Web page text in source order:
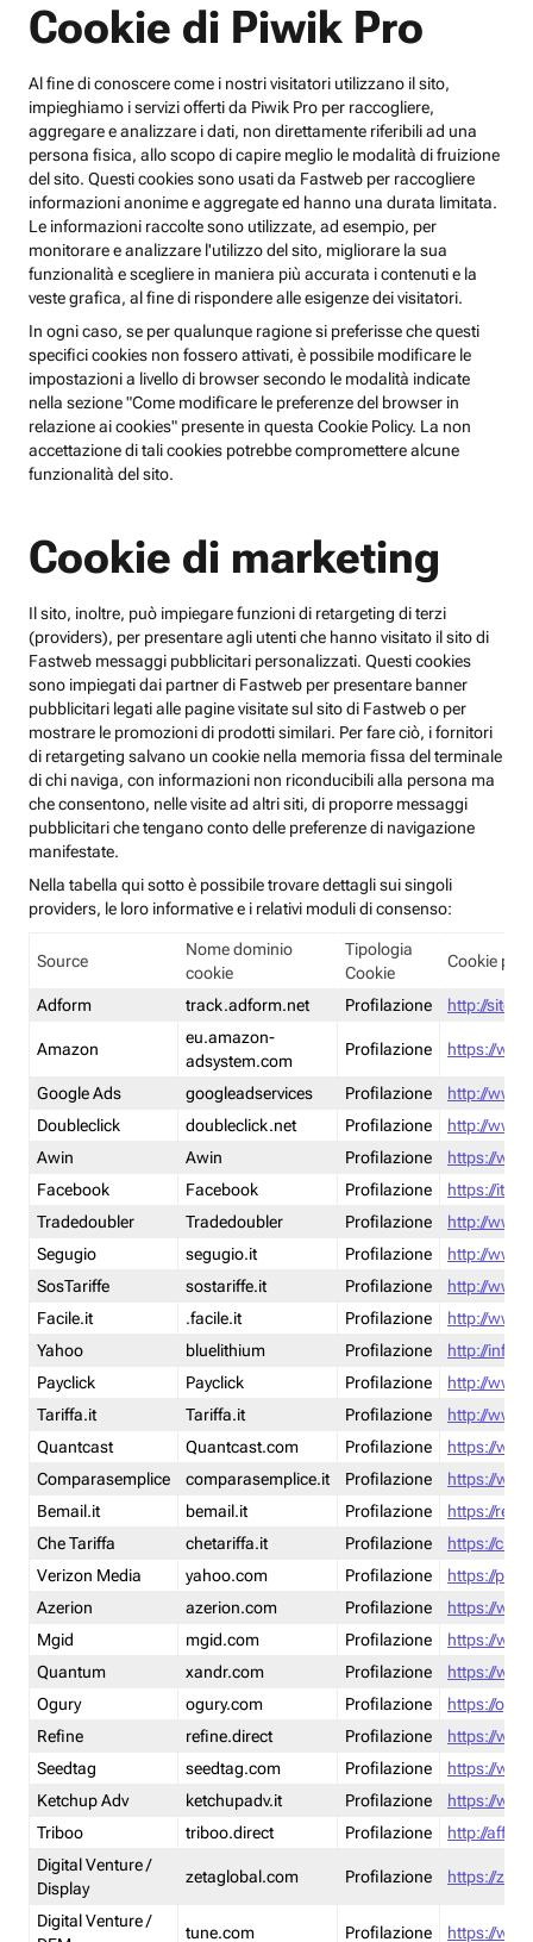
Cookie di Piwik Pro
Al fine di conoscere come i nostri visitatori utilizzano il sito,
impieghiamo i servizi offerti da Piwik Pro per raccogliere,
aggregare e analizzare i dati, non direttamente riferibili ad una
persona fisica, allo scopo di capire meglio le modalità di fruizione
del sito. Questi cookies sono usati da Fastweb per raccogliere
informazioni anonime e aggregate ed hanno una durata limitata.
Le informazioni raccolte sono utilizzate, ad esempio, per
monitorare e analizzare l'utilizzo del sito, migliorare la sua
funzionalità e scegliere in maniera più accurata i contenuti e la
veste grafica, al fine di rispondere alle esigenze dei visitatori.
In ogni caso, se per qualunque ragione si preferisse che questi
specifici cookies non fossero attivati, è possibile modificare le
impostazioni a livello di browser secondo le modalità indicate
nella sezione "Come modificare le preferenze del browser in
relazione ai cookies" presente in questa Cookie Policy. La non
accettazione di tali cookies potrebbe compromettere alcune
funzionalità del sito.
Cookie di marketing
Il sito, inoltre, può impiegare funzioni di retargeting di terzi
(providers), per presentare agli utenti che hanno visitato il sito di
Fastweb messaggi pubblicitari personalizzati. Questi cookies
sono impiegati dai partner di Fastweb per presentare banner
pubblicitari legati alle pagine visitate sul sito di Fastweb o per
mostrare le promozioni di prodotti similari. Per fare ciò, i fornitori
di retargeting salvano un cookie nella memoria fissa del terminale
di chi naviga, con informazioni non riconducibili alla persona ma
che consentono, nelle visite ad altri siti, di proporre messaggi
pubblicitari che tengano conto delle preferenze di navigazione
manifestate.
Nella tabella qui sotto è possibile trovare dettagli sui singoli
providers, le loro informative e i relativi moduli di consenso:
Source
Nome dominio
cookie
Tipologia
Cookie
Cookie
Adform track.adform.net Profilazione http://
Amazon
eu.amazon-
adsystem.com
Profilazione https://
Google Ads googleadservices Profilazione
http://
Doubleclick
doubleclick.net Profilazione
http://
Awin
Awin Profilazione
https://
Facebook
Facebook Profilazione
https://it-
Tradedoubler
Tradedoubler Profilazione
http://
Segugio
segugio.it Profilazione
http://
SosTariffe
sostariffe.it Profilazione
http://
Facile.it
.facile.it Profilazione
http://
Yahoo
bluelithium Profilazione
http://
Payclick
Payclick Profilazione
http://
Tariffa.it
Tariffa.it Profilazione
http://
Quantcast
Quantcast.com Profilazione
https://
Comparasemplice
comparasemplice.it Profilazione
https://
Bemail.it
bemail.it Profilazione
https://
Che Tariffa
chetariffa.it Profilazione
https://
Verizon Media
yahoo.com Profilazione
https://
Azerion
azerion.com Profilazione
https://
Mgid
mgid.com Profilazione
https://
Quantum
xandr.com Profilazione
https://
Ogury
ogury.com Profilazione
https://
Refine
refine.direct Profilazione
https://
Seedtag
seedtag.com Profilazione
https://
Ketchup Adv
ketchupadv.it Profilazione
https://
Triboo
triboo.direct Profilazione
http://
Digital Venture /
Display
zetaglobal.com Profilazione https://
Digital Venture /
tune.com Profilazione https://